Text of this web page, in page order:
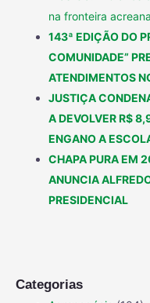
na fronteira acreana
143ª EDIÇÃO DO
COMUNIDADE”
ATENDIMENTOS
JUSTIÇA
A DEVOLVER R$
ENGANO A
CHAPA PURA EM
ANUNCIA
PRESIDENCIAL
Categorias